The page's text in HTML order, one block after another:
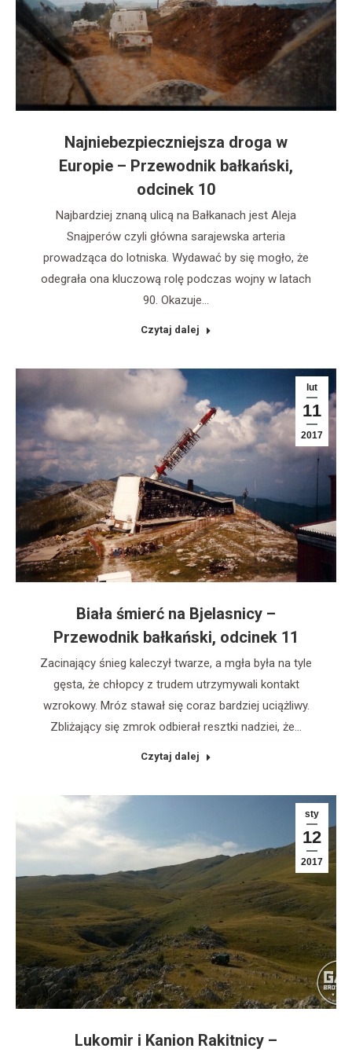
Najniebezpieczniejsza droga w
Europie – Przewodnik bałkański,
odcinek 10
Najbardziej znaną ulicą na Bałkanach jest Aleja
Snajperów czyli główna sarajewska arteria
prowadząca do lotniska. Wydawać by się mogło, że
odegrała ona kluczową rolę podczas wojny w latach
90. Okazuje…
Czytaj dalej
lut
11
2017
Biała śmierć na Bjelasnicy –
Przewodnik bałkański, odcinek 11
Zacinający śnieg kaleczył twarze, a mgła była na tyle
gęsta, że chłopcy z trudem utrzymywali kontakt
wzrokowy. Mróz stawał się coraz bardziej uciążliwy.
Zbliżający się zmrok odbierał resztki nadziei, że…
Czytaj dalej
sty
12
2017
Lukomir i Kanion Rakitnicy –